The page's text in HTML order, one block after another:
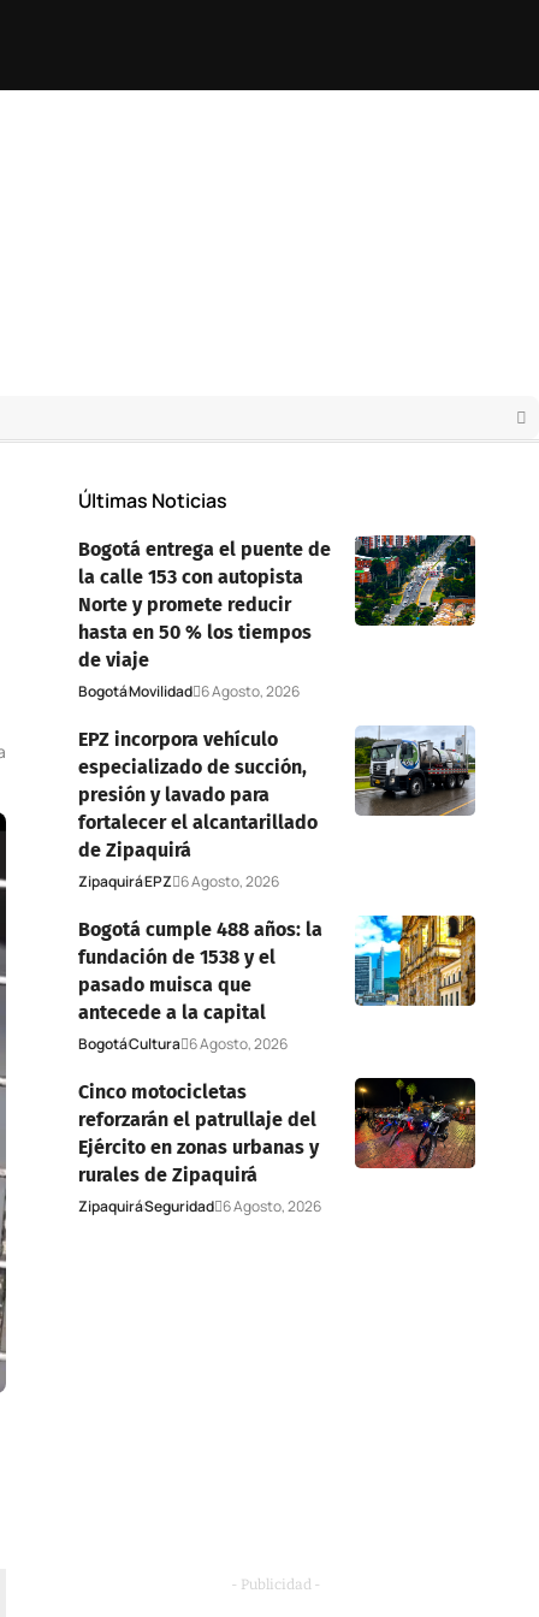
Últimas Noticias
Bogotá entrega el puente de
la calle 153 con autopista
Norte y promete reducir
hasta en 50 % los tiempos
de viaje
BogotáMovilidad 6 Agosto, 2026
EPZ incorpora vehículo
especializado de succión,
presión y lavado para
fortalecer el alcantarillado
de Zipaquirá
ZipaquiráEPZ 6 Agosto, 2026
Bogotá cumple 488 años: la
fundación de 1538 y el
pasado muisca que
antecede a la capital
BogotáCultura 6 Agosto, 2026
Cinco motocicletas
reforzarán el patrullaje del
Ejército en zonas urbanas y
rurales de Zipaquirá
ZipaquiráSeguridad 6 Agosto, 2026
- Publicidad -